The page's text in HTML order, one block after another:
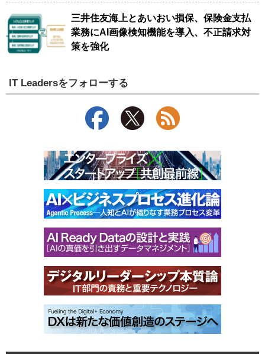
三井住友海上とあいおい損保、保険金支払
業務にAI画像検知機能を導入、不正請求対
策を強化
IT Leadersをフォローする